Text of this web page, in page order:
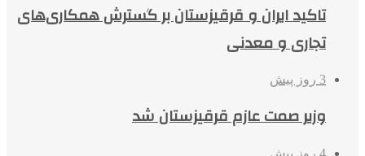
تاکید ایران و قرقیزستان بر گسترش همکاری‌های
تجاری و معدنی
3 روز پیش
وزیر صمت عازم قرقیزستان شد
4 روز پیش